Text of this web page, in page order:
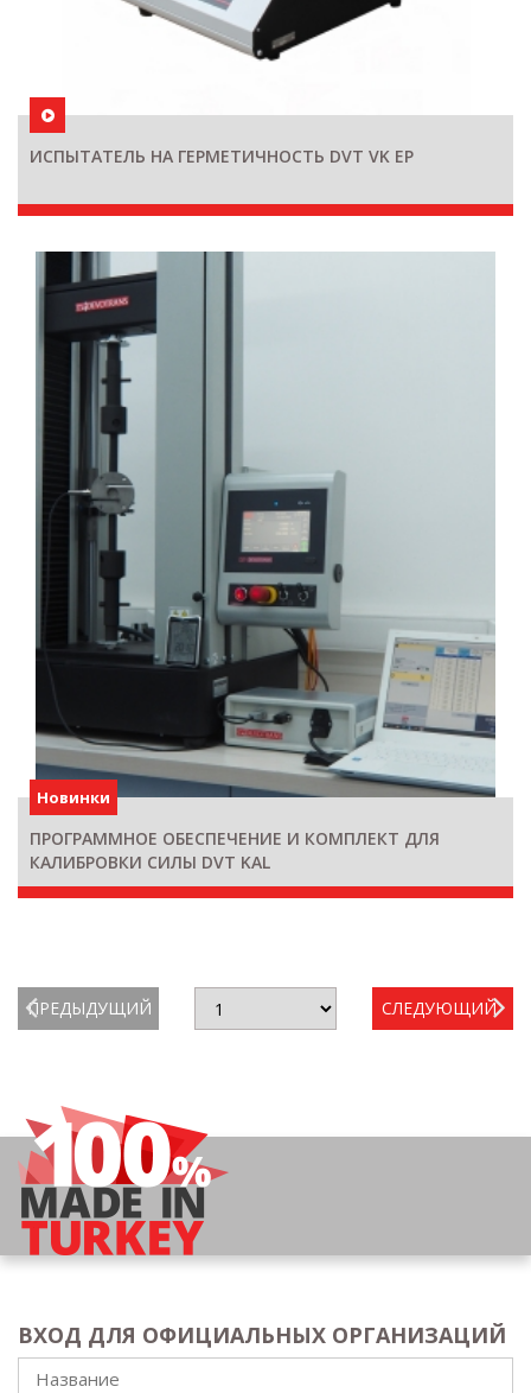
ИСПЫТАТЕЛЬ НА ГЕРМЕТИЧНОСТЬ DVT VK EP
Новинки
ПРОГРАММНОЕ ОБЕСПЕЧЕНИЕ И КОМПЛЕКТ ДЛЯ
КАЛИБРОВКИ СИЛЫ DVT KAL
ПРЕДЫДУЩИЙ СЛЕДУЮЩИЙ
ВХОД ДЛЯ ОФИЦИАЛЬНЫХ ОРГАНИЗАЦИЙ